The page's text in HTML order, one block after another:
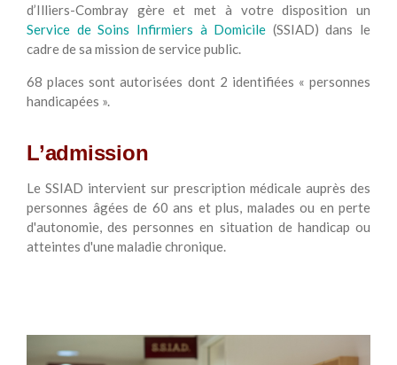
d’Illiers-Combray gère et met à votre disposition un
Service de Soins Infirmiers à Domicile (SSIAD) dans le
cadre de sa mission de service public.
68 places sont autorisées dont 2 identifiées « personnes
handicapées ».
L’admission
Le SSIAD intervient sur prescription médicale auprès des
personnes âgées de 60 ans et plus, malades ou en perte
d'autonomie, des personnes en situation de handicap ou
atteintes d'une maladie chronique.